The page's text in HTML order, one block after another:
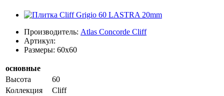
Производитель: Atlas Concorde Cliff
Артикул:
Размеры: 60x60
основные
Высота
60
Коллекция
Cliff